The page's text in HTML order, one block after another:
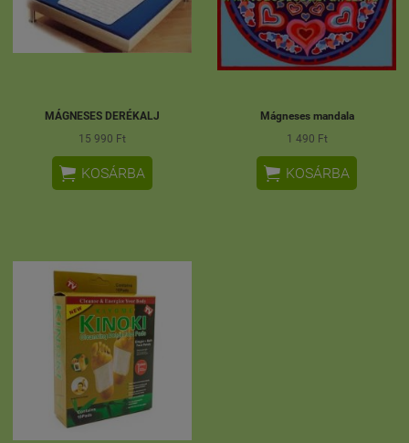
MÁGNESES DERÉKALJ
15 990 Ft
 KOSÁRBA
Mágneses mandala
1 490 Ft
 KOSÁRBA